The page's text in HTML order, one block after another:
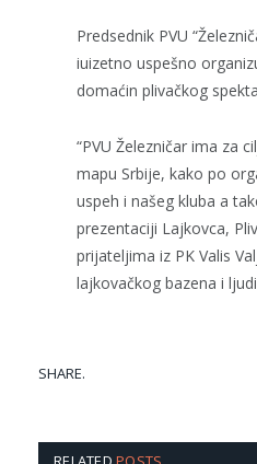
Predsednik PVU
iuizetno uspešno
domaćin plivačkog
“PVU Železničar ima za
mapu Srbije, kako po
uspeh i našeg kluba a
prezentaciji Lajkovca,
prijateljima iz PK Valis
lajkovačkog bazena i
SHARE.